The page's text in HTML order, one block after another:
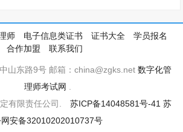
师 电子信息类证书 证书大全
学员报名
合作加盟
联系我们
山东路9号 邮箱：china@zgks.net数字化管
理师考试网
有限责任公司. 苏ICP备14048581号-41 苏
安备32010202010737号